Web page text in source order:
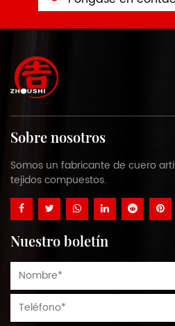
Sobre nosotros
Somos un fabricante de cuero
tejidos compuestos.
Nuestro boletín